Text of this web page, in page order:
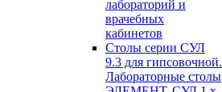
лабораторий и
врачебных
кабинетов
Столы серии СУЛ
9.3 для гипсовочной.
Лабораторные столы